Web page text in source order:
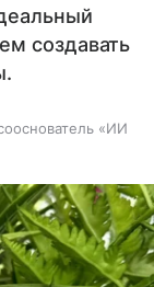
создавать
«ИИ